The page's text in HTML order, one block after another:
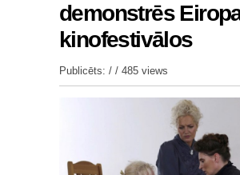
demonstrēs
kinofestivālos
Publicēts: / / 485 views